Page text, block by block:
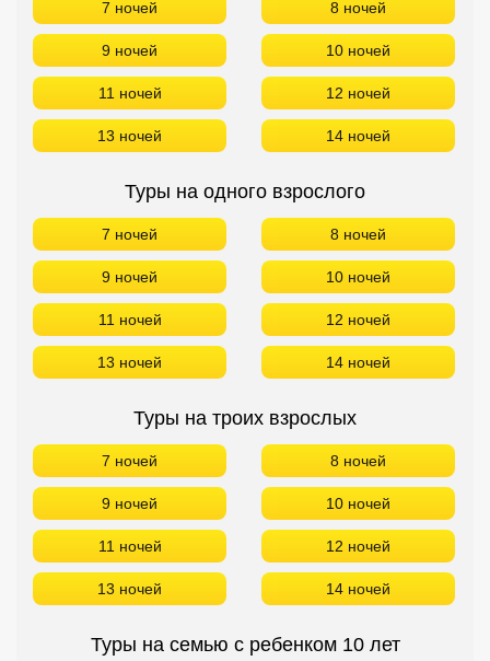
7 ночей 8 ночей
9 ночей 10 ночей
11 ночей 12 ночей
13 ночей 14 ночей
Туры на одного взрослого
7 ночей 8 ночей
9 ночей 10 ночей
11 ночей 12 ночей
13 ночей 14 ночей
Туры на троих взрослых
7 ночей 8 ночей
9 ночей 10 ночей
11 ночей 12 ночей
13 ночей 14 ночей
Туры на семью с ребенком 10 лет